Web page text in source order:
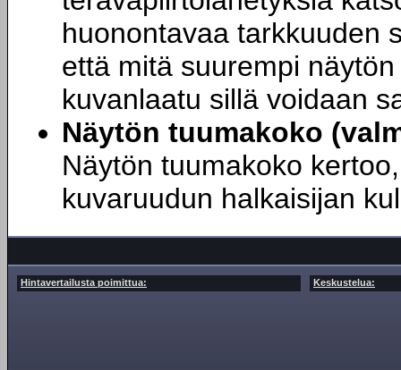
huonontavaa tarkkuuden
että mitä suurempi
kuvanlaatu sillä voidaan
Näytön tuumakoko
Näytön tuumakoko
kuvaruudun halkaisijan
Hintavertailusta poimittua: Keskustelua: